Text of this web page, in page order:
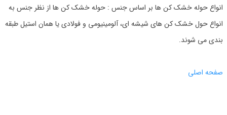
انواع حوله خشک کن ها بر اساس جنس : حوله خشک کن ها از نظر جنس به
انواع حول خشک کن های شیشه ای، آلومینیومی و فولادی یا همان استیل طبقه
بندی می شوند.
صفحه اصلی